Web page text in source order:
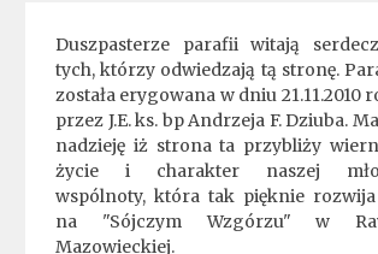
Duszpasterze parafii witają
tych, którzy odwiedzają tą stronę.
została erygowana w dniu 21.11.2010
przez J.E. ks. bp Andrzeja F. Dziuba.
nadzieję iż strona ta przybliży
życie i charakter naszej
wspólnoty, która tak pięknie rozwija
na "Sójczym Wzgórzu" w
Mazowieckiej.